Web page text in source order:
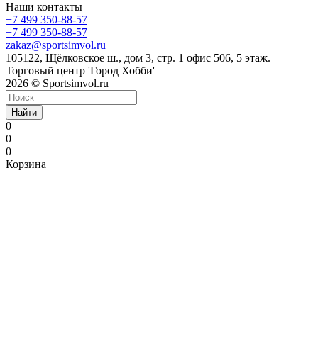
Наши контакты
+7 499 350-88-57
+7 499 350-88-57
zakaz@sportsimvol.ru
105122, Щёлковское ш., дом 3, стр. 1 офис 506, 5 этаж.
Торговый центр 'Город Хобби'
2026 © Sportsimvol.ru
Найти
0
0
0
Корзина